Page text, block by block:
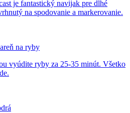
je fantastický navijak pre dlhé
na spodovanie a markerovanie.
na ryby
vyúdite ryby za 25-35 minút. Všetko